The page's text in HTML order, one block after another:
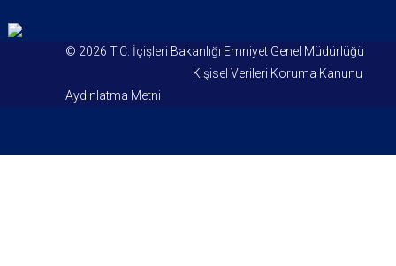
© 2026 T.C. İçişleri Bakanlığı Emniyet Genel Müdürlüğü
Kişisel Verileri Koruma Kanunu
Aydınlatma Metni